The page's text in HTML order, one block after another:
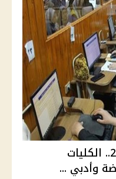
تنسيق المرحلة الثانية 2026.. الكليات
وأدبي ...